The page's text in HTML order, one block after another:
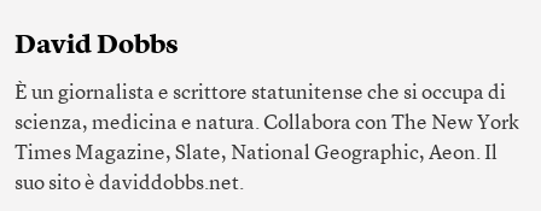
David Dobbs
È un giornalista e scrittore statunitense che si occupa di
scienza, medicina e natura. Collabora con The New York
Times Magazine, Slate, National Geographic, Aeon. Il
suo sito è daviddobbs.net.